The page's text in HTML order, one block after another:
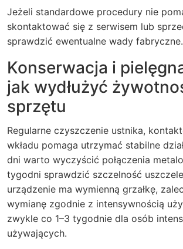
Jeżeli standardowe procedury nie
skontaktować się z serwisem lub
sprawdzić ewentualne wady fabryczne.
Konserwacja i
jak wydłużyć
sprzętu
Regularne czyszczenie ustnika,
wkładu pomaga utrzymać stabilne
dni warto wyczyścić połączenia
tygodni sprawdzić szczelność
urządzenie ma wymienną grzałkę,
wymianę zgodnie z intensywnością
zwykle co 1–3 tygodnie dla osób
używających.